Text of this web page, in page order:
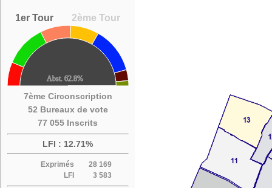
1er Tour 2ème Tour
7ème Circonscription
52 Bureaux de vote
77 055 Inscrits
LFI : 12.71%
Exprimés
28 169
LFI
3 583